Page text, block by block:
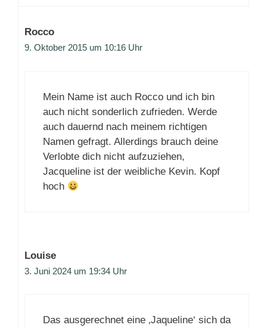
Rocco
9. Oktober 2015 um 10:16 Uhr
Mein Name ist auch Rocco und ich bin
auch nicht sonderlich zufrieden. Werde
auch dauernd nach meinem richtigen
Namen gefragt. Allerdings brauch deine
Verlobte dich nicht aufzuziehen,
Jacqueline ist der weibliche Kevin. Kopf
hoch
Louise
3. Juni 2024 um 19:34 Uhr
Das ausgerechnet eine ‚Jaqueline‘ sich da